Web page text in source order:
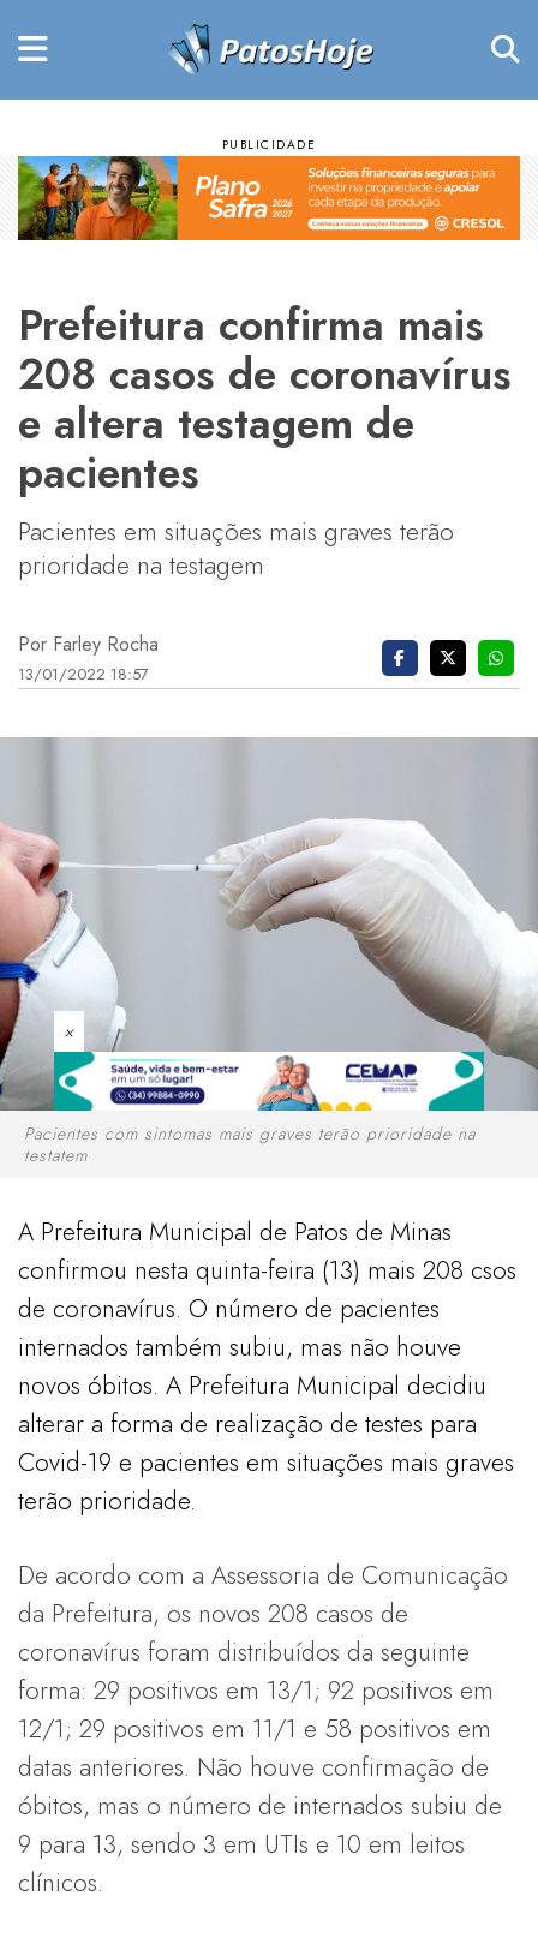
Prefeitura confirma mais
208 casos de coronavírus
e altera testagem de
pacientes
Pacientes em situações mais graves terão
prioridade na testagem
Por Farley Rocha
13/01/2022 18:57
×
Pacientes com sintomas mais graves terão prioridade na
testatem
A Prefeitura Municipal de Patos de Minas
confirmou nesta quinta-feira (13) mais 208 csos
de coronavírus. O número de pacientes
internados também subiu, mas não houve
novos óbitos. A Prefeitura Municipal decidiu
alterar a forma de realização de testes para
Covid-19 e pacientes em situações mais graves
terão prioridade.
De acordo com a Assessoria de Comunicação
da Prefeitura, os novos 208 casos de
coronavírus foram distribuídos da seguinte
forma: 29 positivos em 13/1; 92 positivos em
12/1; 29 positivos em 11/1 e 58 positivos em
datas anteriores. Não houve confirmação de
óbitos, mas o número de internados subiu de
9 para 13, sendo 3 em UTIs e 10 em leitos
clínicos.